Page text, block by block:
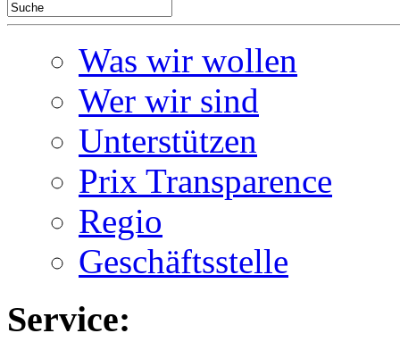
Was wir wollen
Wer wir sind
Unterstützen
Prix Transparence
Regio
Geschäftsstelle
Service: